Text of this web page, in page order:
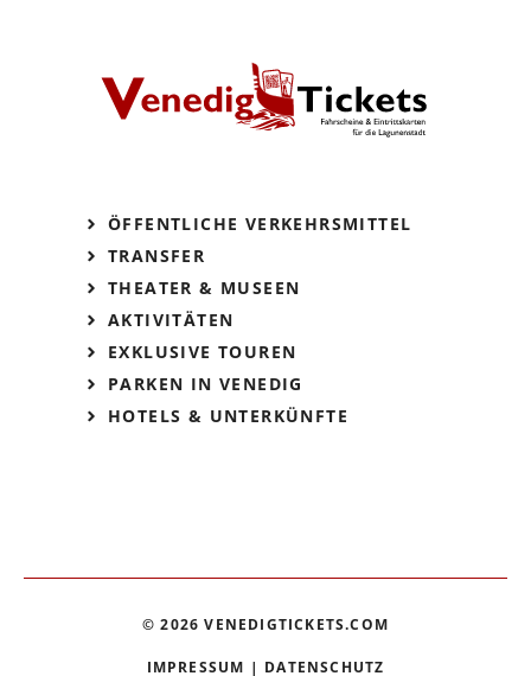
ÖFFENTLICHE VERKEHRSMITTEL
TRANSFER
THEATER & MUSEEN
AKTIVITÄTEN
EXKLUSIVE TOUREN
PARKEN IN VENEDIG
HOTELS & UNTERKÜNFTE
© 2026 VENEDIGTICKETS.COM
IMPRESSUM | DATENSCHUTZ